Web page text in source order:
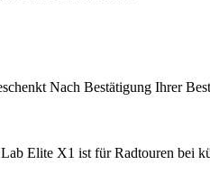
Nach Bestätigung Ihrer
Elite X1 ist für Radtouren bei